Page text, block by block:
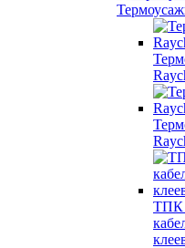
ТПК